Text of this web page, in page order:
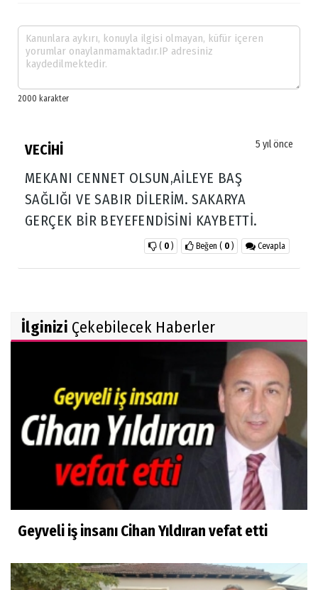
VECİHİ 5 yıl önce
MEKANI CENNET OLSUN,AİLEYE BAŞ
SAĞLIĞI VE SABIR DİLERİM. SAKARYA
GERÇEK BİR BEYEFENDİSİNİ KAYBETTİ.
Cevapla
Beğen ( 0 )
( 0 )
İlginizi Çekebilecek Haberler
Geyveli iş insanı Cihan Yıldıran vefat etti